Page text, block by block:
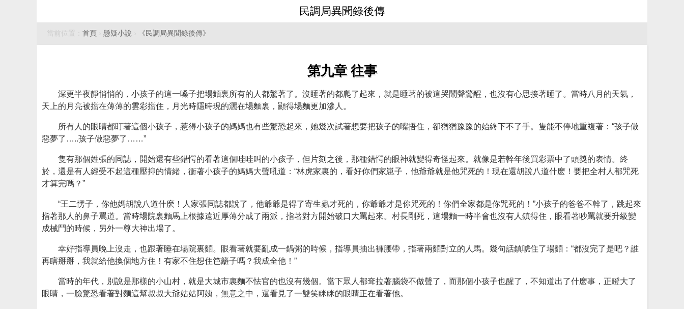
民調局異聞錄後傳
當前位置： 首頁 › 懸疑小說 › 《民調局異聞錄後傳》
第九章 往事
深更半夜靜悄悄的，小孩子的這一嗓子把場麵裏所有的人都驚著了。沒睡著的都爬了起來，就是睡著的被這哭鬧聲驚醒，也沒有心思接著睡了。當時八月的天氣，
天上的月亮被擋在薄薄的雲彩擋住，月光時隱時現的灑在場麵裏，顯得場麵更加滲人。
所有人的眼睛都盯著這個小孩子，惹得小孩子的媽媽也有些驚恐起來，她幾次試著想要把孩子的嘴捂住，卻猶猶豫豫的始終下不了手。隻能不停地重複著：“孩子做
惡夢了…..孩子做惡夢了……”
隻有那個姓張的同誌，開始還有些錯愕的看著這個哇哇叫的小孩子，但片刻之後，那種錯愕的眼神就變得奇怪起來。就像是若幹年後買彩票中了頭獎的表情。終
於，還是有人經受不起這種壓抑的情緒，衝著小孩子的媽媽大聲吼道：“林虎家裏的，看好你們家崽子，他爺爺就是他咒死的！現在還胡說八道什麽！要把全村人都咒死
才算完嗎？”
“王二愣子，你他媽胡說八道什麽！人家張同誌都說了，他爺爺是得了寄生蟲才死的，你爺爺才是你咒死的！你們全家都是你咒死的！”小孩子的爸爸不幹了，跳起來
指著那人的鼻子罵道。當時場院裏麵馬上根據遠近厚薄分成了兩派，指著對方開始破口大罵起來。村長剛死，這場麵一時半會也沒有人鎮得住，眼看著吵罵就要升級變
成械鬥的時候，另外一尊大神出場了。
幸好指導員晚上沒走，也跟著睡在場院裏麵。眼看著就要亂成一鍋粥的時候，指導員抽出褲腰帶，指著兩麵對立的人馬。幾句話鎮唬住了場麵：“都沒完了是吧？誰
再瞎掰掰，我就給他換個地方住！有家不住想住笆籬子嗎？我成全他！”
當時的年代，別說是那樣的小山村，就是大城市裏麵不怯官的也沒有幾個。當下眾人都耷拉著腦袋不做聲了，而那個小孩子也醒了，不知道出了什麽事，正瞪大了
眼睛，一臉驚恐看著對麵這幫叔叔大爺姑姑阿姨，無意之中，還看見了一雙笑眯眯的眼睛正在看著他。